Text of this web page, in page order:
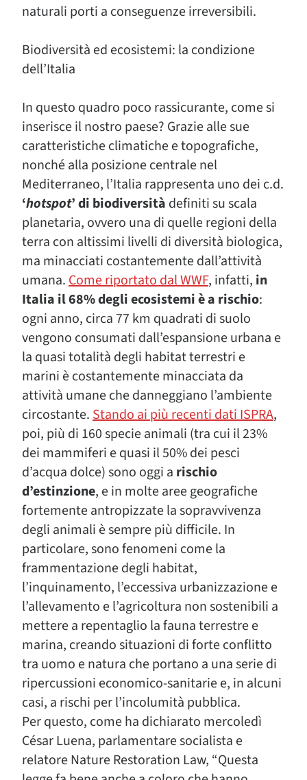
naturali porti a conseguenze irreversibili.
Biodiversità ed ecosistemi: la condizione
dell’Italia
In questo quadro poco rassicurante, come si
inserisce il nostro paese? Grazie alle sue
caratteristiche climatiche e topografiche,
nonché alla posizione centrale nel
Mediterraneo, l’Italia rappresenta uno dei c.d.
‘hotspot’ di biodiversità definiti su scala
planetaria, ovvero una di quelle regioni della
terra con altissimi livelli di diversità biologica,
ma minacciati costantemente dall’attività
umana.Come riportato dal WWF, infatti, in
Italia il 68% degli ecosistemi è a rischio:
ogni anno, circa 77 km quadrati di suolo
vengono consumati dall’espansione urbana e
la quasi totalità degli habitat terrestri e
marini è costantemente minacciata da
attività umane che danneggiano l’ambiente
circostante.Stando ai più recenti dati ISPRA,
poi, più di 160 specie animali (tra cui il 23%
dei mammiferi e quasi il 50% dei pesci
d’acqua dolce) sono oggi a rischio
d’estinzione, e in molte aree geografiche
fortemente antropizzate la sopravvivenza
degli animali è sempre più difficile. In
particolare, sono fenomeni come la
frammentazione degli habitat,
l’inquinamento, l’eccessiva urbanizzazione e
l’allevamento e l’agricoltura non sostenibili a
mettere a repentaglio la fauna terrestre e
marina, creando situazioni di forte conflitto
tra uomo e natura che portano a una serie di
ripercussioni economico-sanitarie e, in alcuni
casi, a rischi per l’incolumità pubblica.
Per questo, come ha dichiarato mercoledì
César Luena, parlamentare socialista e
relatore Nature Restoration Law, “Questa